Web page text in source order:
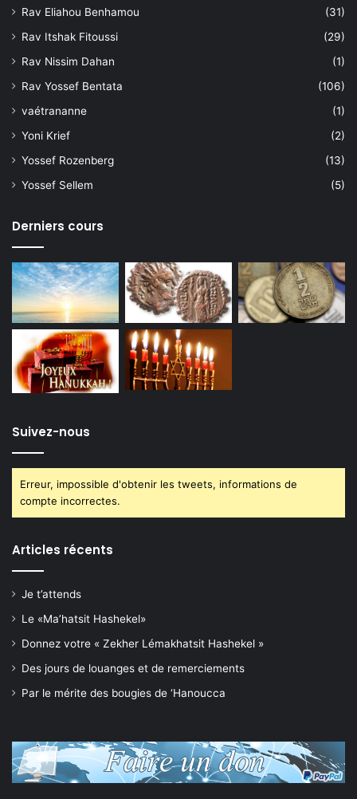
Rav Eliahou Benhamou
(31)
Rav Itshak Fitoussi
(29)
Rav Nissim Dahan
(1)
Rav Yossef Bentata
(106)
vaétrananne
(1)
Yoni Krief
(2)
Yossef Rozenberg
(13)
Yossef Sellem
(5)
Derniers cours
Suivez-nous
Erreur, impossible d'obtenir les tweets, informations de
compte incorrectes.
Articles récents
Je t’attends
Le «Ma’hatsit Hashekel»
Donnez votre « Zekher Lémakhatsit Hashekel »
Des jours de louanges et de remerciements
Par le mérite des bougies de ‘Hanoucca